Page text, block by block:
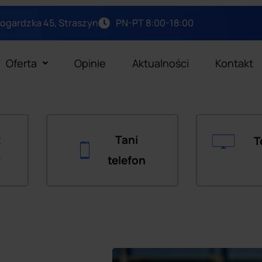
45, Straszyn PN-PT 8:00-18:00
Oferta Opinie Aktualności Kontakt
Tani
telefon